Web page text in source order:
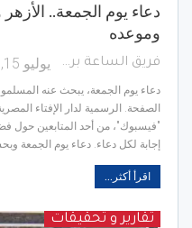
دعاء يوم الجمعة..
وموعده
فريق الساعة برس يوليو 15, 2022
دعاء يوم الجمعة، يبحث عنه
الصفحة. الرسمية لدار الإفتاء
"فيسبوك"، من أحد المتابعين حول
إجابة لكل دعاء. دعاء يوم الجمعة
اقرأ أكثر...
تقارير و تحقيقات